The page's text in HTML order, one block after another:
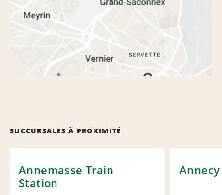
SUCCURSALES À PROXIMITÉ
Annemasse Train
Station